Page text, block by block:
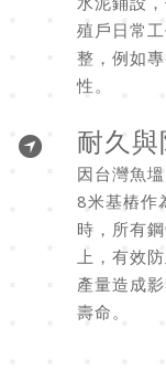
殖戶日常
整，例如
性。
耐久與
因台灣魚
8米基樁作
時，所有
上，有效
產量造成
壽命。